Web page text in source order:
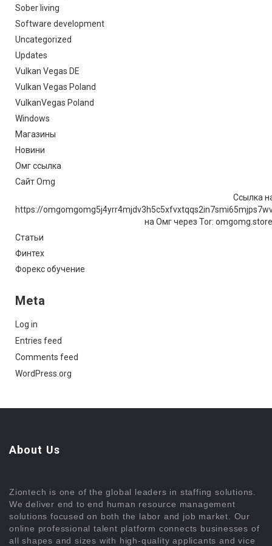
Sober living
Software development
Uncategorized
Updates
Vulkan Vegas DE
Vulkan Vegas Poland
VulkanVegas Poland
Windows
Магазины
Новини
Омг ссылка
Сайт Omg
Ссылка
https://
на Омг через Tor:
Статьи
Финтех
Форекс обучение
Meta
Log in
Entries feed
Comments feed
WordPress.org
About Us
Ziontech is one of the global leaders in staffing solutions.
We deliver end to end human resource management
solutions focused on both the labor and job market. Our
online professional talent platform connects businesses of
all shapes and sizes with high-quality applicants and vice